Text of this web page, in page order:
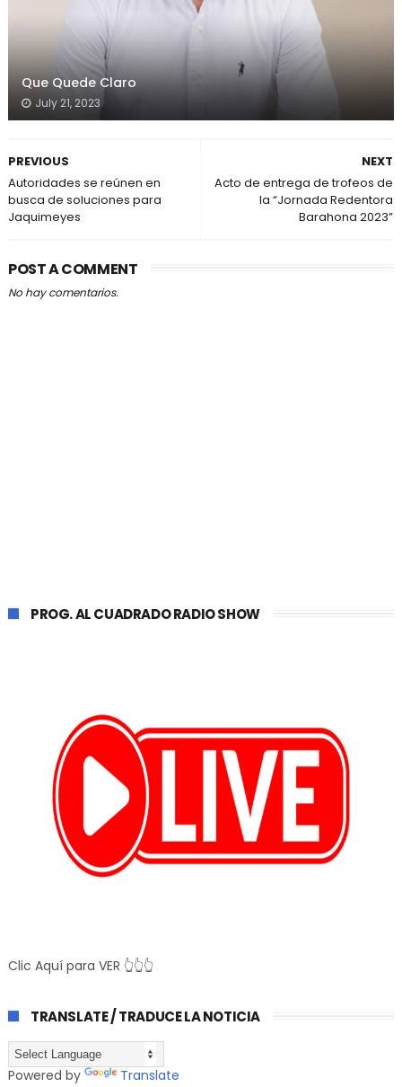
Que Quede Claro
July 21, 2023
NEXT
Acto de entrega de trofeos de
la “Jornada Redentora
Barahona 2023”
PREVIOUS
Autoridades se reúnen en
busca de soluciones para
Jaquimeyes
POST A COMMENT
No hay comentarios.
PROG. AL CUADRADO RADIO SHOW
Clic Aquí para VER 👆👆👆
TRANSLATE / TRADUCE LA NOTICIA
Powered by Translate